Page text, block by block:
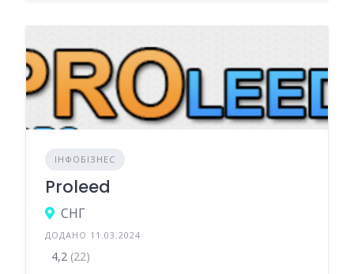
ІНФОБІЗНЕС
Proleed
СНГ
ДОДАНО 11.03.2024
4,2 (22)